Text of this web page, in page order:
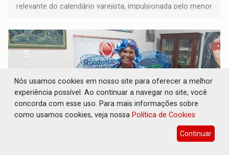
relevante do calendário varejista, impulsionada pelo menor
média do trabalhador
Nós usamos cookies em nosso site para oferecer a melhor
experiência possível. Ao continuar a navegar no site, você
concorda com esse uso. Para mais informações sobre
como usamos cookies, veja nossa Política de Cookies
Continuar